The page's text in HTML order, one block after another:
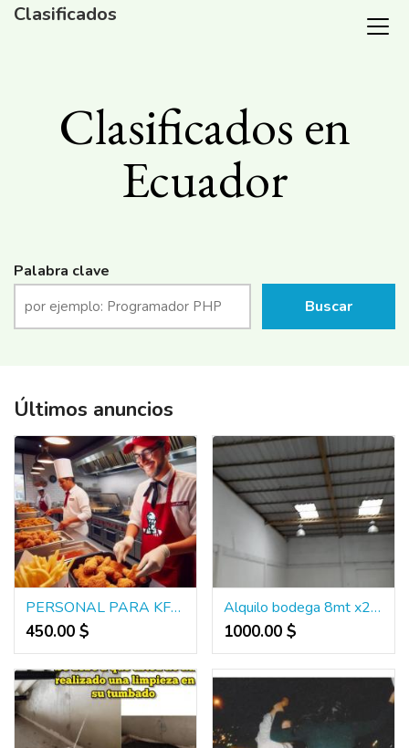
Clasificados
Clasificados en
Ecuador
Palabra clave
Buscar
Últimos anuncios
PERSONAL PARA KFC GUAYAQUIL
450.00 $
Alquilo bodega 8mt x22 mt km 7 1.5 via a daule Guayaquil
1000.00 $